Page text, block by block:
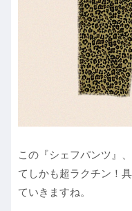
この『シェフパンツ』
てしかも超ラクチン！
ていきますね。